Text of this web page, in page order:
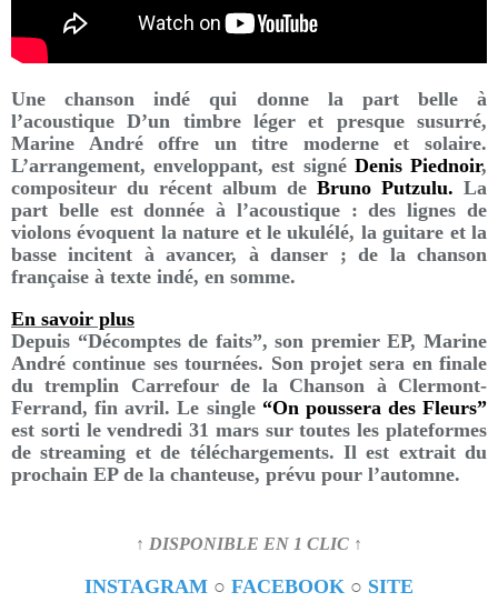
Une chanson indé qui donne la part belle à
l’acoustique D’un timbre léger et presque susurré,
Marine André offre un titre moderne et solaire.
L’arrangement, enveloppant, est signé Denis Piednoir,
compositeur du récent album de Bruno Putzulu. La
part belle est donnée à l’acoustique : des lignes de
violons évoquent la nature et le ukulélé, la guitare et la
basse incitent à avancer, à danser ; de la chanson
française à texte indé, en somme.
En savoir plus
Depuis “Décomptes de faits”, son premier EP, Marine
André continue ses tournées. Son projet sera en finale
du tremplin Carrefour de la Chanson à Clermont-
Ferrand, fin avril. Le single “On poussera des Fleurs”
est sorti le vendredi 31 mars sur toutes les plateformes
de streaming et de téléchargements. Il est extrait du
prochain EP de la chanteuse, prévu pour l’automne.
↑ DISPONIBLE EN 1 CLIC ↑
INSTAGRAM ○ FACEBOOK ○ SITE